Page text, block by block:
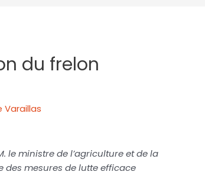
du frelon
Varaillas
le ministre de l’agriculture et de la
des mesures de lutte efficace